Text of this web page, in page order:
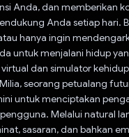
Anda, dan memberikan
Anda setiap hari.
hanya ingin
untuk menjalani hidup
dan simulator
seorang petualang
untuk menciptakan
Melalui natural
sasaran, dan bahkan